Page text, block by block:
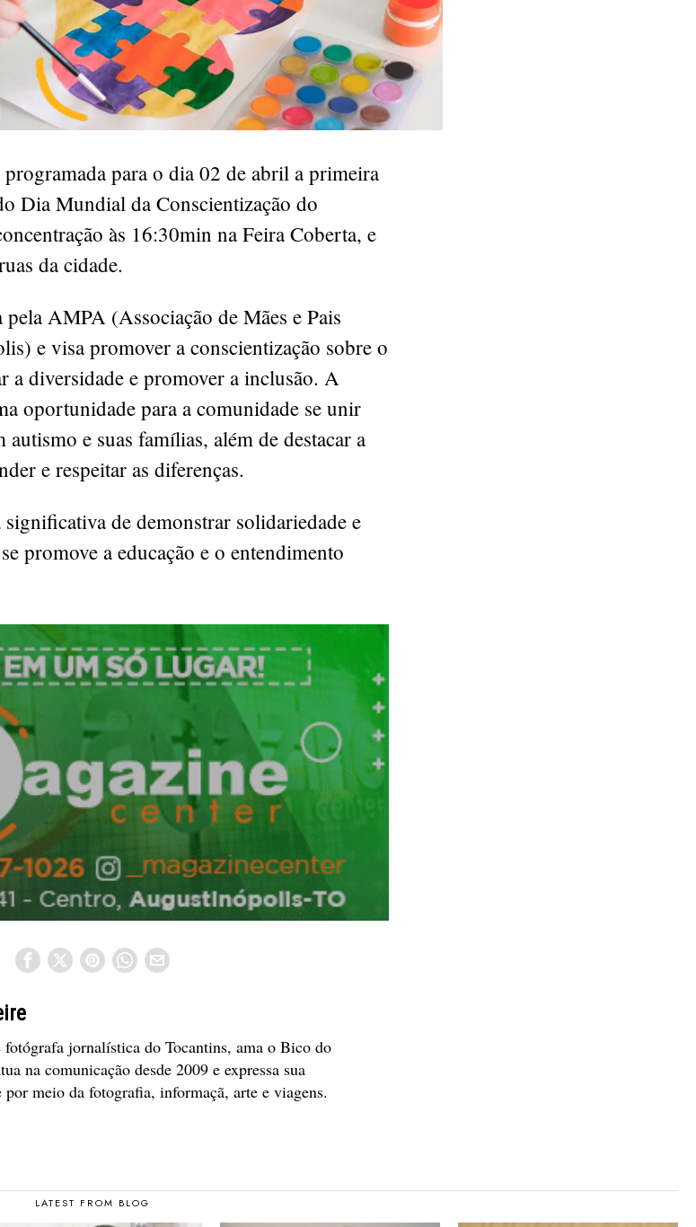
para o dia 02 de abril a primeira
Dia Mundial da Conscientização do
às 16:30min na Feira Coberta, e
da cidade.
AMPA (Associação de Mães e Pais
e visa promover a conscientização sobre o
a diversidade e promover a inclusão. A
oportunidade para a comunidade se unir
autismo e suas famílias, além de destacar a
e respeitar as diferenças.
de demonstrar solidariedade e
promove a educação e o entendimento
jornalística do Tocantins, ama o Bico do
na comunicação desde 2009 e expressa sua
meio da fotografia, informaçã, arte e viagens.
LATEST FROM BLOG